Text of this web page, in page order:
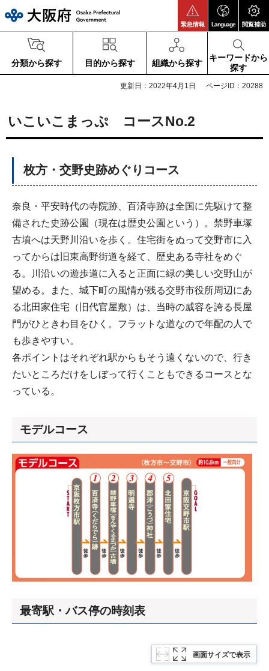
緊急情報 Language 閲覧補助
分類から探す 目的から探す 組織から探す
キーワードから
探す
更新日：2022年4月1日 ページID：20288
いこいこまっぷ コースNo.2
枚方・交野史跡めぐりコース
奈良・平安時代の寺院跡、百済寺跡は全国に先駆けて整
備された史跡公園（現在は歴史公園という）。禁野車塚
古墳へは天野川沿いを歩く。住宅街をぬって交野市に入
ってからは旧東高野街道を経て、歴史ある寺社をめぐ
る。川沿いの遊歩道に入ると正面に緑の美しい交野山が
望める。また、城下町の風情が残る交野市役所周辺にあ
る北田家住宅（旧代官屋敷）は、当時の威容を誇る長屋
門がひときわ目をひく。フラットな道なので年配の人で
も歩きやすい。
各ポイントはそれぞれ駅からもそう遠くないので、行き
たいところだけをしぼって行くこともできるコースとな
っている。
モデルコース
最寄駅・バス停の時刻表
画面サイズで表示